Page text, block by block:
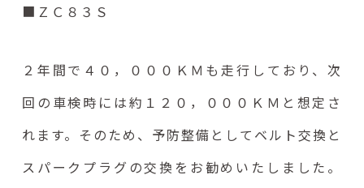
■ＺＣ８３Ｓ
２年間で４０，０００ＫＭも走行しており、次
回の車検時には約１２０，０００ＫＭと想定さ
れます。そのため、予防整備としてベルト交換と
スパークプラグの交換をお勧めいたしました。